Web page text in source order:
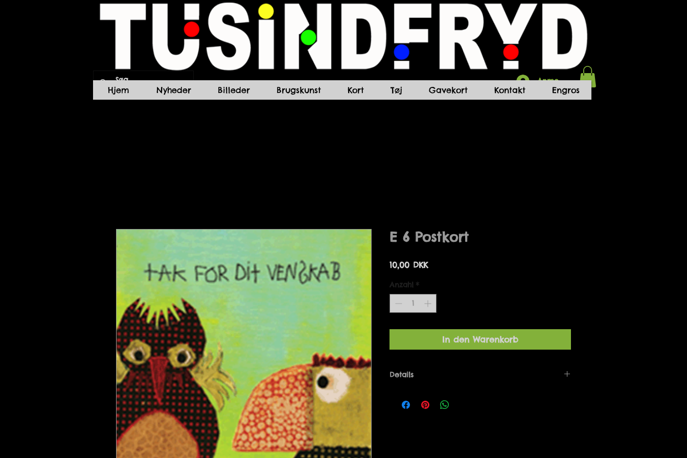
Anmelden
E 6 Postkort
10,00 DKKPreis
Anzahl *
In den Warenkorb
Details
Hougaard Produceret i Danmark
Hjem Nyheder Billeder Brugskunst Kort Tøj Gavekort Kontakt Engros